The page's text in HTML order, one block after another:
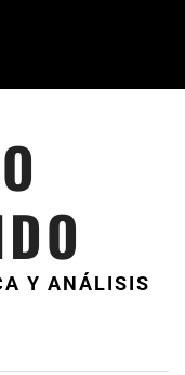
Y ANÁLISIS